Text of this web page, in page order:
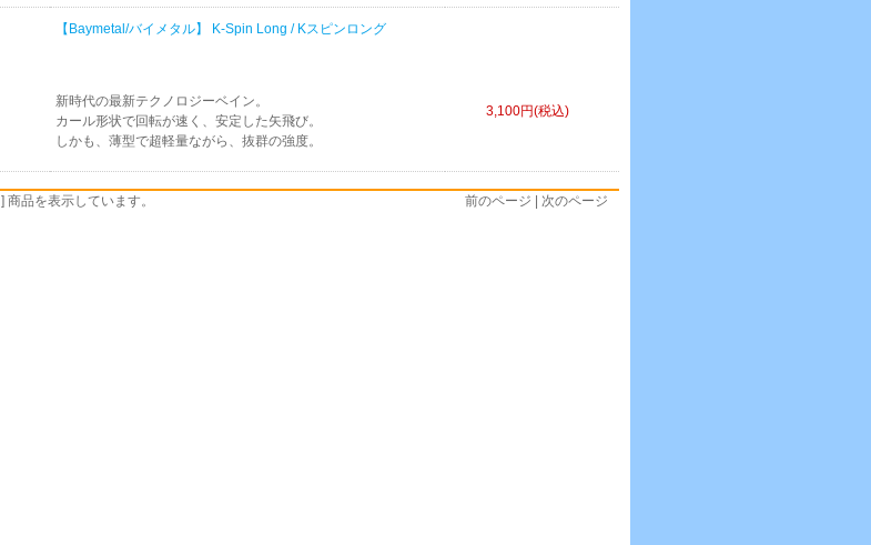
【Baymetal/バイメタル】 K-Spin Long / Kスピンロング
新時代の最新テクノロジーベイン。
カール形状で回転が速く、安定した矢飛び。
しかも、薄型で超軽量ながら、抜群の強度。
3,100円(税込)
] 商品を表示しています。 前のページ | 次のページ